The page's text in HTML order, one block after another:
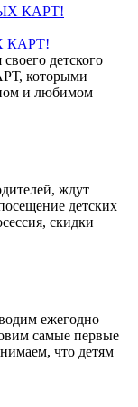
КАРТ!
детского
которыми
и любимом
ждут
детских
скидки
ежегодно
самые первые
что детям